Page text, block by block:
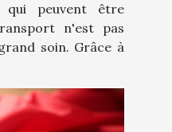
qui peuvent être
n'est pas
soin. Grâce à